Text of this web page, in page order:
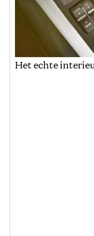
Het echte